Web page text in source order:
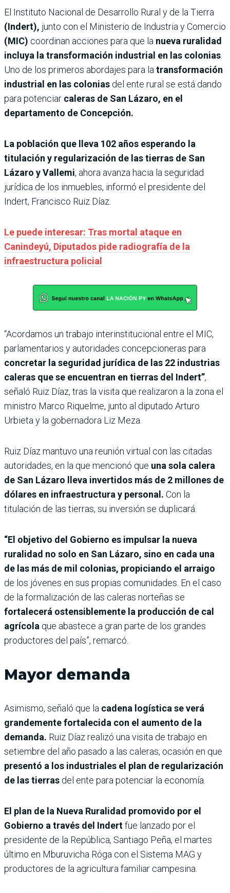
El Instituto Nacional de Desarrollo Rural y de la Tierra
(Indert), junto con el Ministerio de Industria y Comercio
(MIC) coordinan acciones para que la nueva ruralidad
incluya la transformación industrial en las colonias.
Uno de los primeros abordajes para latransformación
industrial en las colonias del ente rural se está dando
para potenciar caleras de San Lázaro, en el
departamento de Concepción.
La población que lleva 102 años esperando la
titulación y regularización de las tierras de San
Lázaro y Vallemi, ahora avanza hacia la seguridad
jurídica de los inmuebles, informó el presidente del
Indert, Francisco Ruiz Díaz.
Le puede interesar: Tras mortal ataque en
Canindeyú, Diputados pide radiografía de la
infraestructura policial
“Acordamos un trabajo interinstitucional entre el MIC,
parlamentarios y autoridades concepcioneras para
concretar la seguridad jurídica de las 22 industrias
caleras que se encuentran en tierras del Indert”,
señaló Ruiz Díaz, tras la visita que realizaron a la zona el
ministro Marco Riquelme, junto al diputado Arturo
Urbieta y la gobernadora Liz Meza.
Ruiz Díaz mantuvo una reunión virtual con las citadas
autoridades, en la que mencionó que una sola calera
de San Lázaro lleva invertidos más de 2 millones de
dólares en infraestructura y personal. Con la
titulación de las tierras, su inversión se duplicará.
“El objetivo del Gobierno es impulsar la nueva
ruralidad no solo en San Lázaro, sino en cada una
de las más de mil colonias, propiciando el arraigo
de los jóvenes en sus propias comunidades. En el caso
de la formalización de las caleras norteñas se
fortalecerá ostensiblemente la producción de cal
agrícola que abastece a gran parte de los grandes
productores del país”, remarcó.
Mayor demanda
Asimismo, señaló que la cadena logística se verá
grandemente fortalecida con el aumento de la
demanda. Ruiz Díaz realizó una visita de trabajo en
setiembre del año pasado a las caleras, ocasión en que
presentó a los industriales el plan de regularización
de las tierras del ente para potenciar la economía.
El plan de la Nueva Ruralidad promovido por el
Gobierno a través del Indertfue lanzado por el
presidente de la República, Santiago Peña, el martes
último en Mburuvicha Róga con el Sistema MAG y
productores de la agricultura familiar campesina.